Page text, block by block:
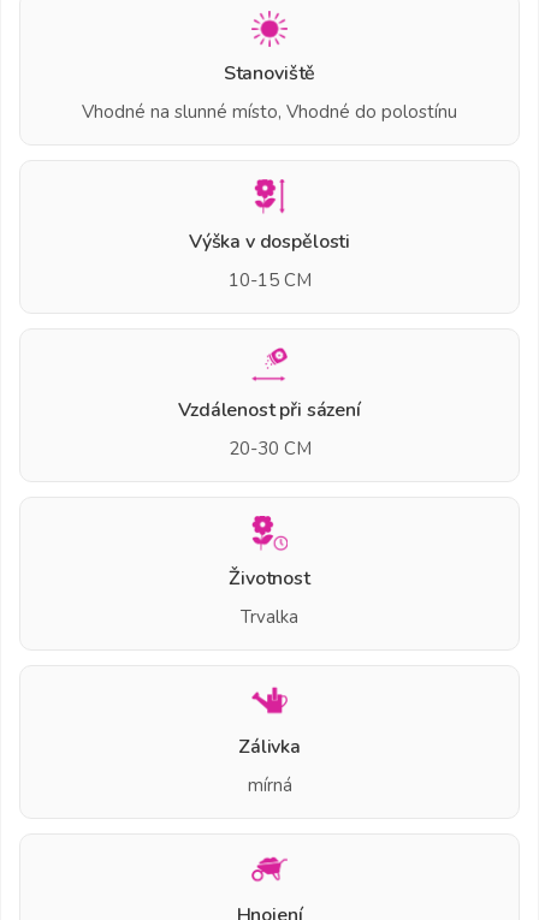
Stanoviště
Vhodné na slunné místo, Vhodné do polostínu
Výška v dospělosti
10-15 CM
Vzdálenost při sázení
20-30 CM
Životnost
Trvalka
Zálivka
mírná